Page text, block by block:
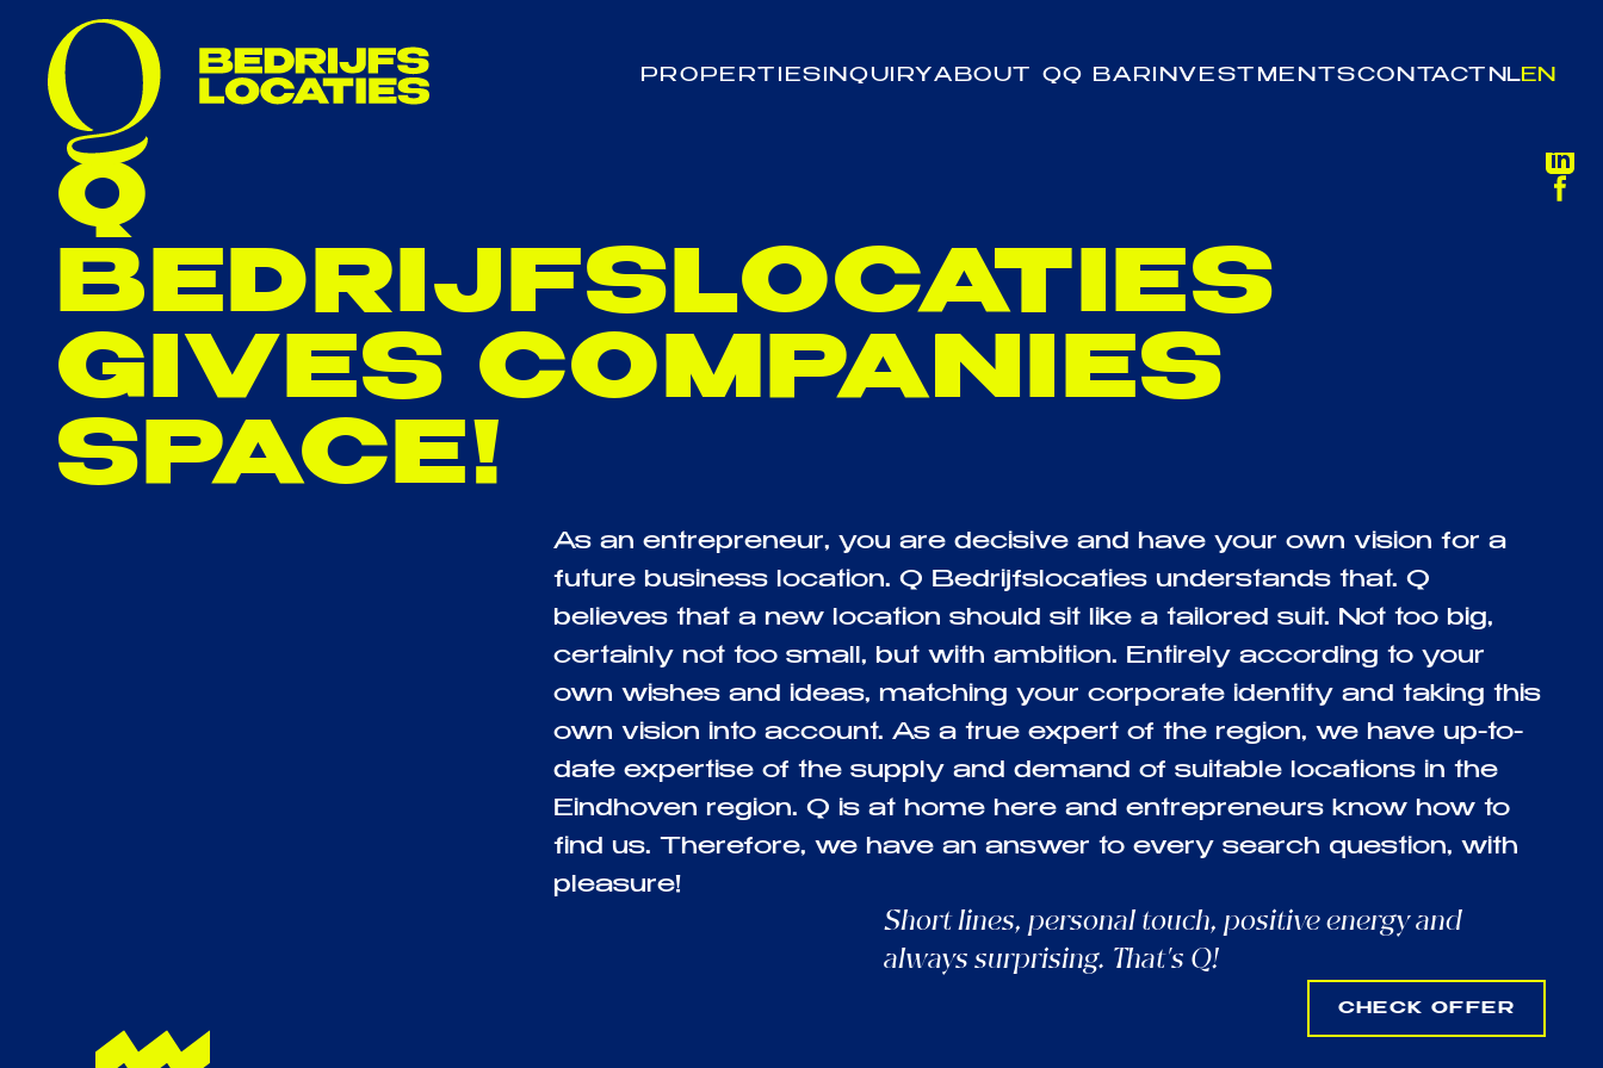
PROPERTIES INQUIRYABOUT QQ BAR INVESTMENTSCONTACT NLEN
Q
BEDRIJFSLOCATIES
GIVES COMPANIES
SPACE!
As an entrepreneur, you are decisive and have your own vision for a
future business location. Q Bedrijfslocaties understands that. Q
believes that a new location should sit like a tailored suit. Not too big,
certainly not too small, but with ambition. Entirely according to your
own wishes and ideas, matching your corporate identity and taking this
own vision into account. As a true expert of the region, we have up-to-
date expertise of the supply and demand of suitable locations in the
Eindhoven region. Q is at home here and entrepreneurs know how to
find us. Therefore, we have an answer to every search question, with
pleasure!
Short lines, personal touch, positive energy and
always surprising. That's Q!
CHECK OFFER